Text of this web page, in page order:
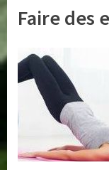
Faire des